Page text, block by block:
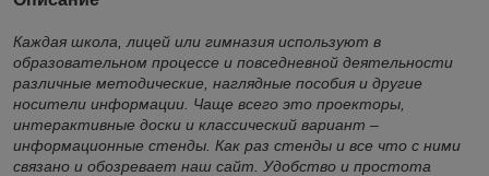
Каждая школа, лицей или гимназия используют в
образовательном процессе и повседневной деятельности
различные методические, наглядные пособия и другие
носители информации. Чаще всего это проекторы,
интерактивные доски и классический вариант –
информационные стенды. Как раз стенды и все что с ними
связано и обозревает наш сайт. Удобство и простота